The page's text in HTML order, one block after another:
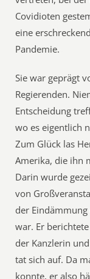
Covidioten
eine
Pandemie.
Sie war geprägt
Regierenden.
Entscheidung
wo es eigentlich
Zum Glück las
Amerika, die ihn
Darin wurde
von
der
war. Er
der Kanzlerin
tat sich auf. Da
konnte, er also